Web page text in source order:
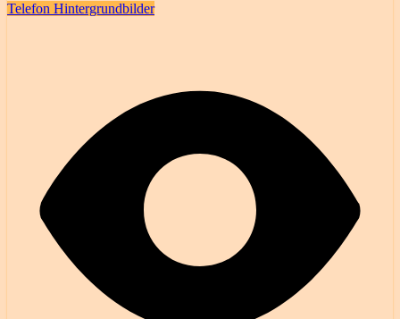
Telefon Hintergrundbilder